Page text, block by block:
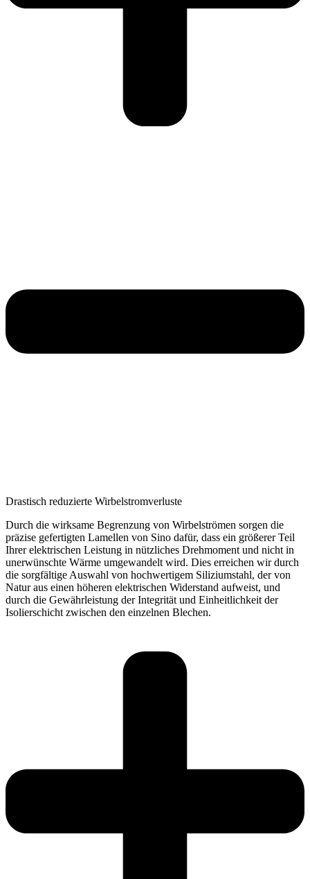
Drastisch reduzierte Wirbelstromverluste
Durch die wirksame Begrenzung von Wirbelströmen sorgen die
präzise gefertigten Lamellen von Sino dafür, dass ein größerer Teil
Ihrer elektrischen Leistung in nützliches Drehmoment und nicht in
unerwünschte Wärme umgewandelt wird. Dies erreichen wir durch
die sorgfältige Auswahl von hochwertigem Siliziumstahl, der von
Natur aus einen höheren elektrischen Widerstand aufweist, und
durch die Gewährleistung der Integrität und Einheitlichkeit der
Isolierschicht zwischen den einzelnen Blechen.